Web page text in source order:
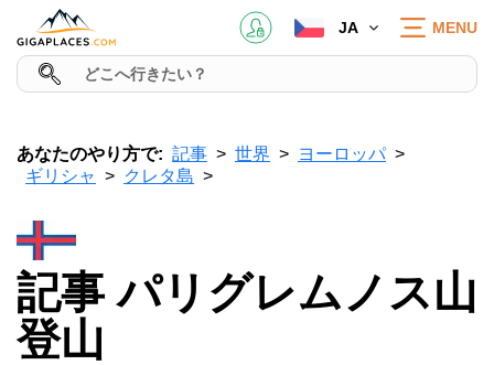
JA MENU
あなたのやり方で: 記事 世界
ヨーロッパ
ギリシャ
クレタ島
記事 パリグレムノス山
登山